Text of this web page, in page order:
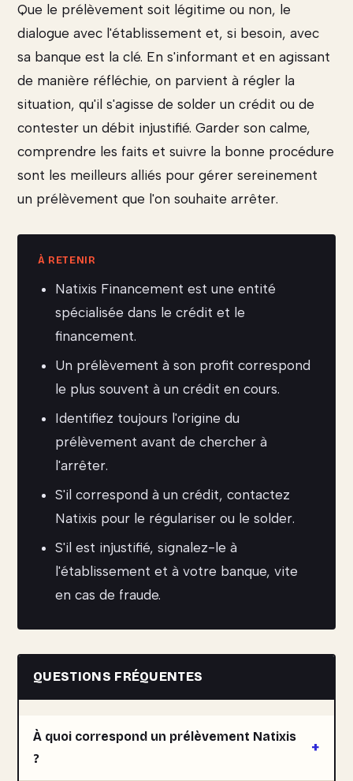
Que le prélèvement soit légitime ou non, le
dialogue avec l'établissement et, si besoin, avec
sa banque est la clé. En s'informant et en agissant
de manière réfléchie, on parvient à régler la
situation, qu'il s'agisse de solder un crédit ou de
contester un débit injustifié. Garder son calme,
comprendre les faits et suivre la bonne procédure
sont les meilleurs alliés pour gérer sereinement
un prélèvement que l'on souhaite arrêter.
Natixis Financement est une entité
spécialisée dans le crédit et le
financement.
Un prélèvement à son profit correspond
le plus souvent à un crédit en cours.
Identifiez toujours l'origine du
prélèvement avant de chercher à
l'arrêter.
S'il correspond à un crédit, contactez
Natixis pour le régulariser ou le solder.
S'il est injustifié, signalez-le à
l'établissement et à votre banque, vite
en cas de fraude.
QUESTIONS FRÉQUENTES
À quoi correspond un prélèvement Natixis
?